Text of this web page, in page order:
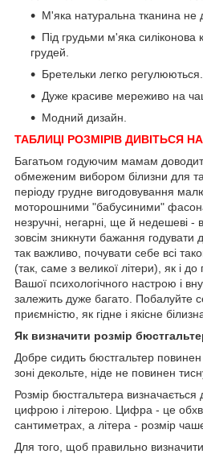
М'яка натуральна тканина не
Під грудьми м'яка силіконова
грудей.
Бретельки легко регулюються.
Дуже красиве мереживо на
Модний дизайн.
ТАБЛИЦІ РОЗМІРІВ ДИВІТЬСЯ
Багатьом годуючим мамам
обмеженим вибором білизни для
періоду грудне вигодовування
моторошними "бабусиними"
незручні, негарні, ще й недешеві -
зовсім зникнути бажання
так важливо, почувати себе всі
(так, саме з великої літери), як і
Вашої психологічного настрою і
залежить дуже багато. Побалуйте
приємністю, як гідне і якісне
Як визначити розмір
Добре сидить бюстгальтер повинен
зоні декольте, ніде не повинен
Розмір бюстгальтера
цифрою і літерою. Цифра - це
сантиметрах, а літера - розмір
Для того, щоб правильно визначити